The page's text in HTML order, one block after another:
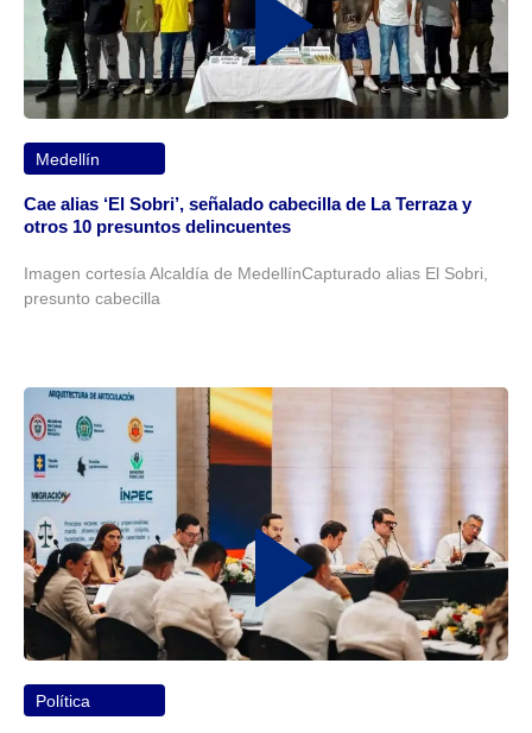
Medellín
Cae alias ‘El Sobri’, señalado cabecilla de La Terraza y
otros 10 presuntos delincuentes
Imagen cortesía Alcaldía de MedellínCapturado alias El Sobri,
presunto cabecilla
Política